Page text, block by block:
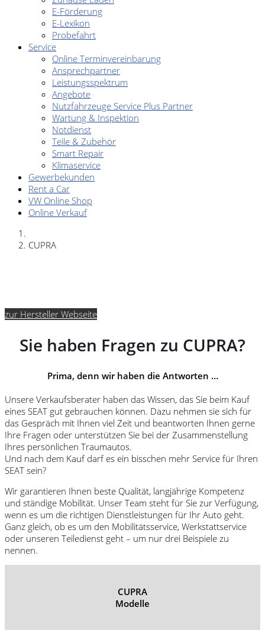
E-Förderung
E-Lexikon
Probefahrt
Service
Online Terminvereinbarung
Ansprechpartner
Leistungsspektrum
Angebote
Nutzfahrzeuge Service Plus Partner
Wartung & Inspektion
Notdienst
Teile & Zubehör
Smart Repair
Klimaservice
Gewerbekunden
Rent a Car
VW Online Shop
Online Verkauf
CUPRA
zur Hersteller Webseite
Sie haben Fragen zu CUPRA?
Prima, denn wir haben die Antworten …
Unsere Verkaufsberater haben das Wissen, das Sie beim Kauf
eines SEAT gut gebrauchen können. Dazu nehmen sie sich für
das Gespräch mit Ihnen viel Zeit und beantworten Ihnen gerne
Ihre Fragen oder unterstützen Sie bei der Zusammenstellung
Ihres persönlichen Traumautos.
Und nach dem Kauf darf es ein bisschen mehr Service für Ihren
SEAT sein?
Wir garantieren Ihnen beste Qualität, langjährige Kompetenz
und ständige Mobilität. Unser Team steht für Sie zur Verfügung,
wenn es um die richtigen Dienstleistungen für Ihr Auto geht.
Ganz gleich, ob es um den Mobilitätsservice, Werkstattservice
oder unseren Teiledienst geht – um nur drei Beispiele zu
nennen.
CUPRA
Modelle